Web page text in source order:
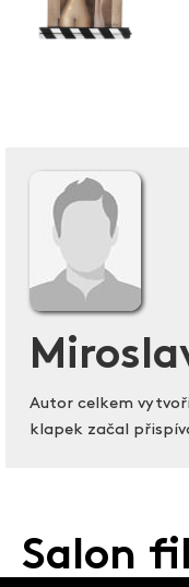
Autor celkem
klapek začal
Salon